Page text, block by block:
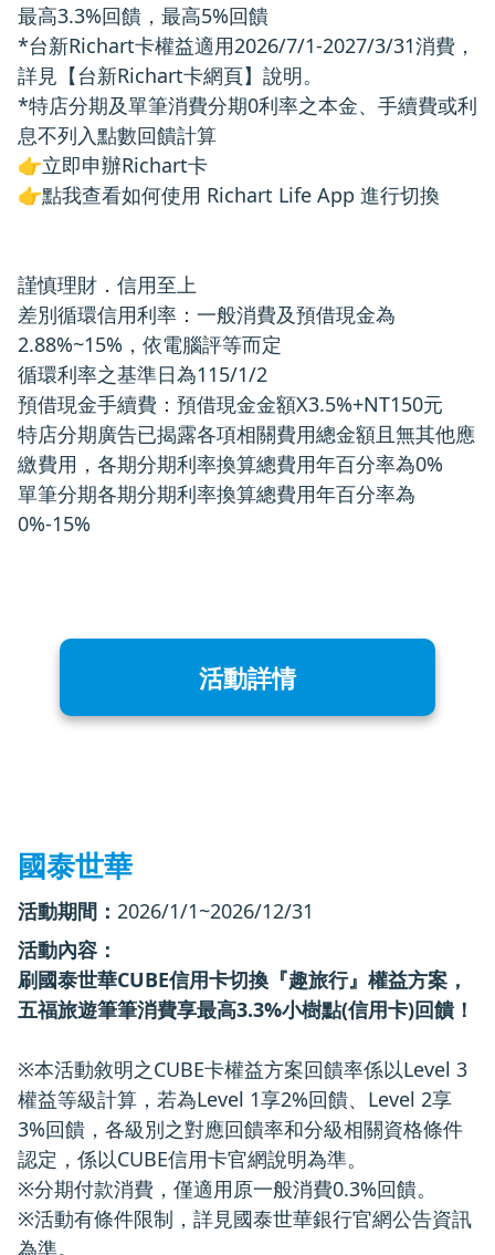
最高3.3%回饋，最高5%回饋
*台新Richart卡權益適用2026/7/1-2027/3/31消費，
詳見 【台新Richart卡網頁】 說明。
*特店分期及單筆消費分期0利率之本金、手續費或利
息不列入點數回饋計算
👉立即申辦Richart卡
👉點我查看如何使用 Richart Life App 進行切換
謹慎理財．信用至上
差別循環信用利率：一般消費及預借現金為
2.88%~15%，依電腦評等而定
循環利率之基準日為115/1/2
預借現金手續費：預借現金金額X3.5%+NT150元
特店分期廣告已揭露各項相關費用總金額且無其他應
繳費用，各期分期利率換算總費用年百分率為0%
單筆分期各期分期利率換算總費用年百分率為
0%-15%
活動詳情
國泰世華
活動期間： 2026/1/1~2026/12/31
活動內容：
刷國泰世華CUBE信用卡切換『趣旅行』權益方案，
五福旅遊筆筆消費享最高3.3%小樹點(信用卡)回饋！
※本活動敘明之CUBE卡權益方案回饋率係以Level 3
權益等級計算，若為Level 1享2%回饋、Level 2享
3%回饋，各級別之對應回饋率和分級相關資格條件
認定，係以CUBE信用卡官網說明為準。
※分期付款消費，僅適用原一般消費0.3%回饋。
※活動有條件限制，詳見國泰世華銀行官網公告資訊
為準。